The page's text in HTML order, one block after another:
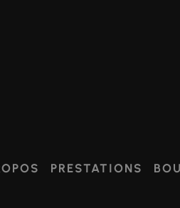
PRESTATIONS